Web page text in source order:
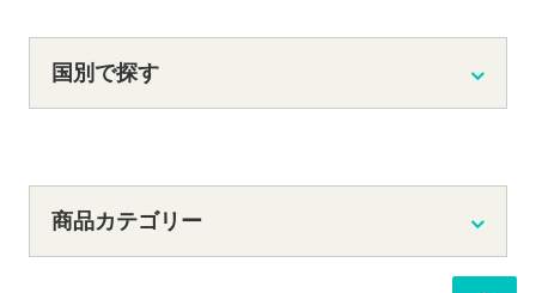
国別で探す
商品カテゴリー